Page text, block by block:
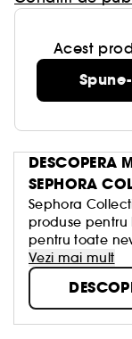
Acest
DESCOPERA
SEPHORA
Sephora
produse
pentru toate
creative si
calitatea
pentru a
accesibila
in tendinte!
Vezi mai mult